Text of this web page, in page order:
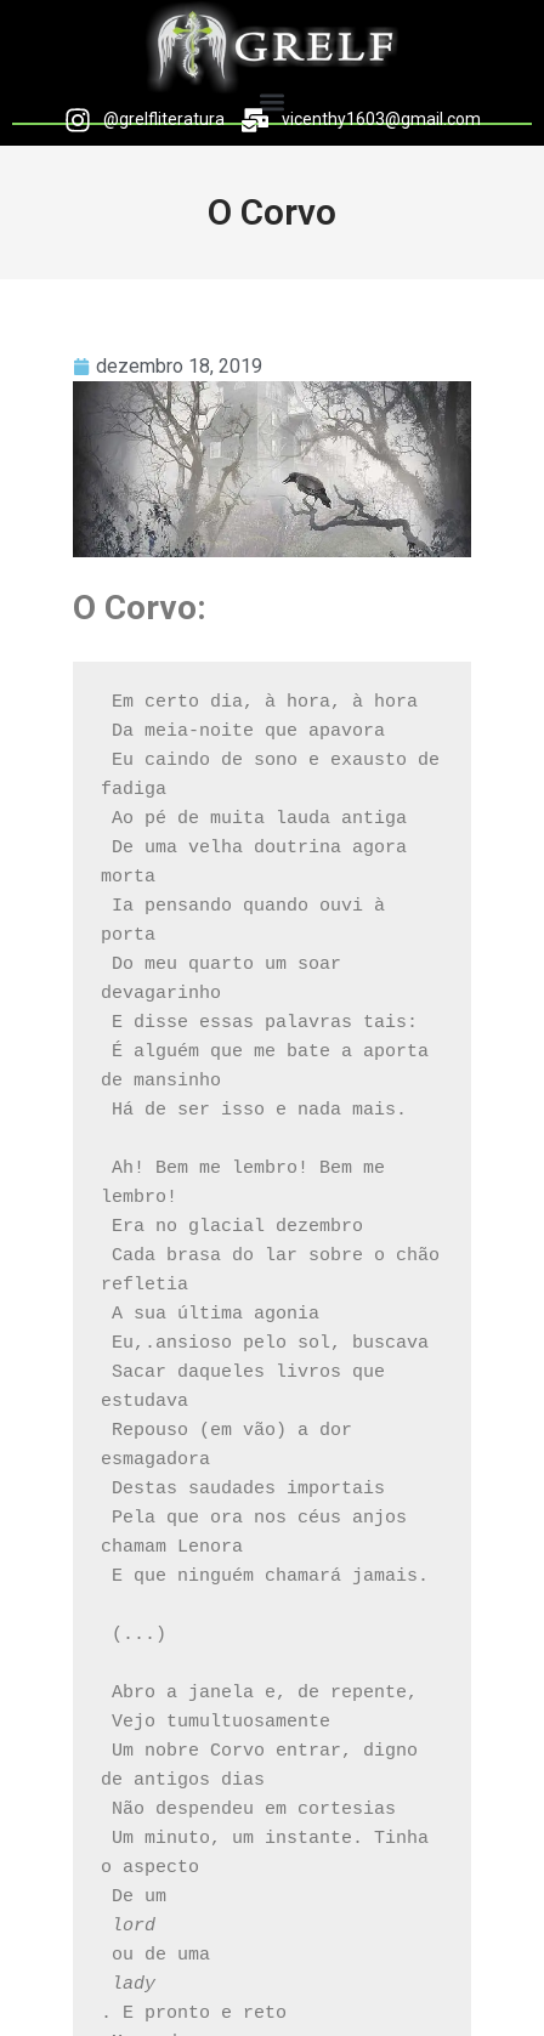
@grelfliteratura vicenthy1603@gmail.com
O Corvo
dezembro 18, 2019
O Corvo:
Em certo dia, à hora, à hora
Da meia-noite que apavora
fadiga
Ao pé de muita lauda antiga
morta
porta
devagarinho
E disse essas palavras tais:
de mansinho
Há de ser isso e nada mais.
lembro!
Era no glacial dezembro
refletia
A sua última agonia
Eu,.ansioso pelo sol, buscava
estudava
esmagadora
Destas saudades importais
chamam Lenora
E que ninguém chamará jamais.
(...)
Abro a janela e, de repente,
Vejo tumultuosamente
de antigos dias
Não despendeu em cortesias
o aspecto
De um
lord
ou de uma
lady
. E pronto e reto